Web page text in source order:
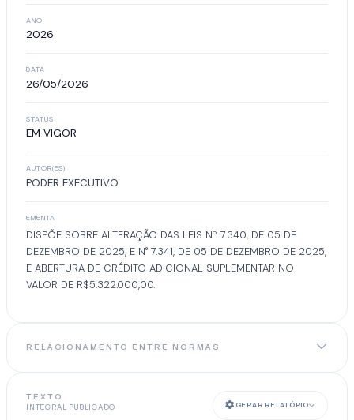
ANO
2026
DATA
26/05/2026
STATUS
EM VIGOR
AUTOR(ES)
PODER EXECUTIVO
EMENTA
DISPÕE SOBRE ALTERAÇÃO DAS LEIS Nº 7.340, DE 05 DE
DEZEMBRO DE 2025, E N° 7.341, DE 05 DE DEZEMBRO DE 2025,
E ABERTURA DE CRÉDITO ADICIONAL SUPLEMENTAR NO
VALOR DE R$5.322.000,00.
RELACIONAMENTO ENTRE NORMAS
TEXTO
INTEGRAL PUBLICADO GERAR RELATÓRIO